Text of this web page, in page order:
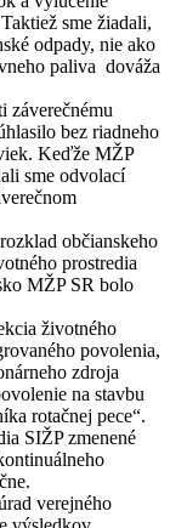
sme žiadali,
odpady, nie ako
paliva dováža
záverečnému
bez riadneho
Keďže MŽP
sme odvolací
občianskeho
prostredia
MŽP SR bolo
životného
povolenia,
zdroja
na stavbu
rotačnej pece“.
SIŽP zmenené
verejného